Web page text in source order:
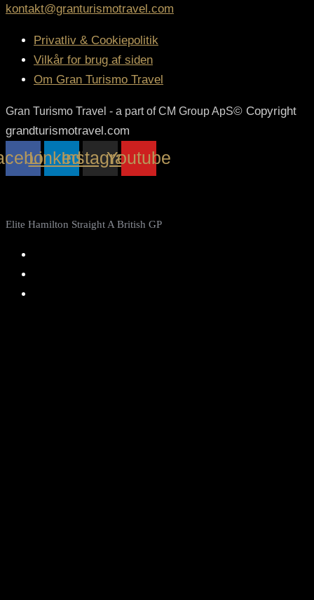
kontakt@granturismotravel.com
Privatliv & Cookiepolitik
Vilkår for brug af siden
Om Gran Turismo Travel
Gran Turismo Travel - a part of CM Group ApS© Copyright
grandturismotravel.com
LinkedinInstagramYoutube
Elite Hamilton Straight A British GP